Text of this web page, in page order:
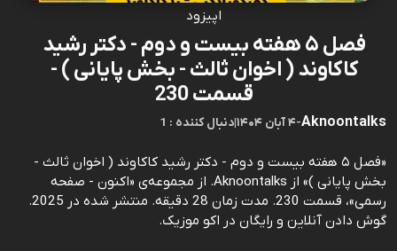
اپیزود
فصل ۵ هفته بیست و دوم - دکتر رشید
کاکاوند ( اخوان ثالث - بخش پایانی ) -
قسمت 230
Aknoontalks
-۴ آبان ۱۴۰۴ |1 : دنبال کننده
«فصل ۵ هفته بیست و دوم - دکتر رشید کاکاوند ( اخوان ثالث -
بخش پایانی )» از Aknoontalks. از مجموعه‌ی «اکنون - صفحه
رسمی»، قسمت 230. مدت زمان 28 دقیقه. منتشر شده در 2025.
گوش دادن آنلاین و رایگان در اکو موزیک.